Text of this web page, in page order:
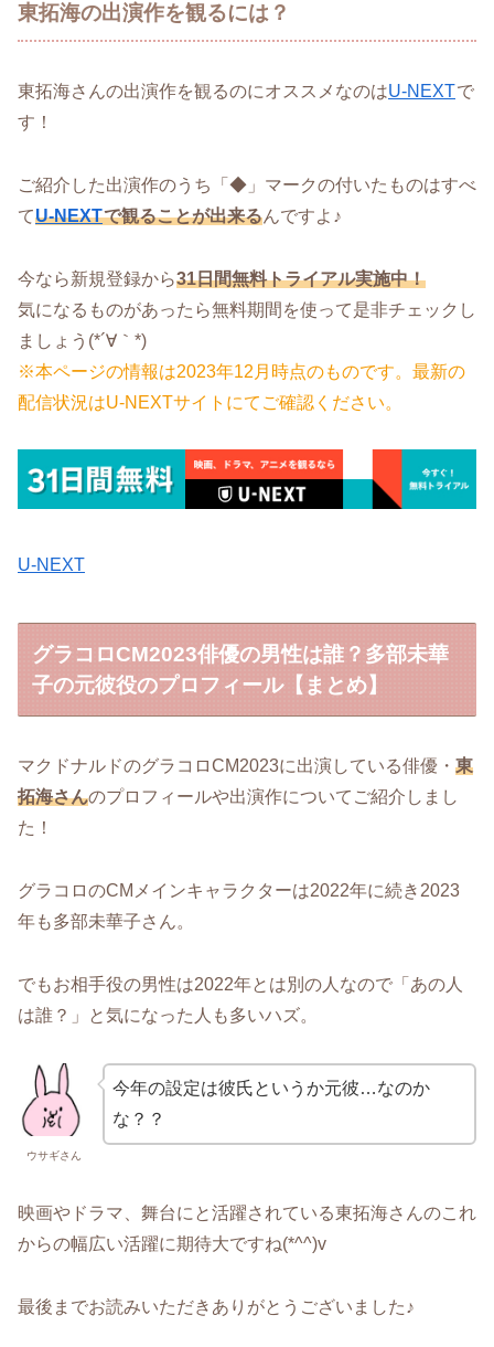
東拓海の出演作を観るには？
東拓海さんの出演作を観るのにオススメなのはU-NEXTで
す！
ご紹介した出演作のうち「◆」マークの付いたものはすべ
てU-NEXTで観ることが出来るんですよ♪
今なら新規登録から31日間無料トライアル実施中！
気になるものがあったら無料期間を使って是非チェックし
ましょう(*´∀｀*)
※本ページの情報は2023年12月時点のものです。最新の
配信状況はU-NEXTサイトにてご確認ください。
U-NEXT
グラコロCM2023俳優の男性は誰？多部未華
子の元彼役のプロフィール【まとめ】
マクドナルドのグラコロCM2023に出演している俳優・ 東
拓海さんのプロフィールや出演作についてご紹介しまし
た！
グラコロのCMメインキャラクターは2022年に続き2023
年も多部未華子さん。
でもお相手役の男性は2022年とは別の人なので「あの人
は誰？」と気になった人も多いハズ。
ウサギさん
今年の設定は彼氏というか元彼…なのか
な？？
映画やドラマ、舞台にと活躍されている東拓海さんのこれ
からの幅広い活躍に期待大ですね(*^^)v
最後までお読みいただきありがとうございました♪